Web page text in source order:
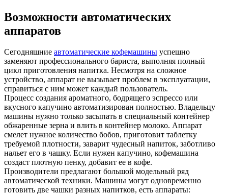
Возможности автоматических
аппаратов
Сегодняшние автоматические кофемашины успешно
заменяют профессионального бариста, выполняя полный
цикл приготовления напитка. Несмотря на сложное
устройство, аппарат не вызывает проблем в эксплуатации,
справиться с ним может каждый пользователь.
Процесс создания ароматного, бодрящего эспрессо или
вкусного капучино автоматизирован полностью. Владельцу
машины нужно только засыпать в специальный контейнер
обжаренные зерна и влить в контейнер молоко. Аппарат
смелет нужное количество бобов, приготовит таблетку
требуемой плотности, заварит чудесный напиток, заботливо
нальет его в чашку. Если нужен капучино, кофемашина
создаст плотную пенку, добавит ее в кофе.
Производители предлагают большой модельный ряд
автоматической техники. Машины могут одновременно
готовить две чашки разных напитков, есть аппараты: